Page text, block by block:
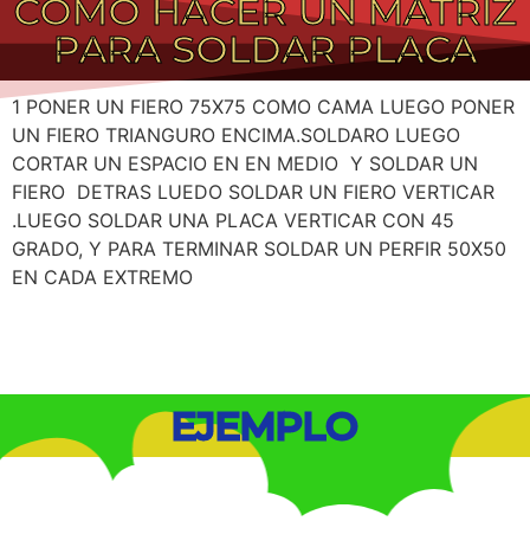
COMO HACER UN MATRIZ
PARA SOLDAR PLACA
1 PONER UN FIERO 75X75 COMO CAMA LUEGO PONER
UN FIERO TRIANGURO ENCIMA.SOLDARO LUEGO
CORTAR UN ESPACIO EN EN MEDIO Y SOLDAR UN
FIERO DETRAS LUEDO SOLDAR UN FIERO VERTICAR
.LUEGO SOLDAR UNA PLACA VERTICAR CON 45
GRADO, Y PARA TERMINAR SOLDAR UN PERFIR 50X50
EN CADA EXTREMO
EJEMPLO